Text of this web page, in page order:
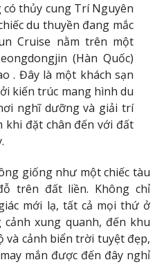
thủy cung Trí Nguyên
du thuyền đang mắc
Cruise nằm trên một
(Hàn Quốc)
. Đây là một khách sạn
kiến trúc mang hình du
nghĩ dưỡng và giải trí
khi đặt chân đến với đất
giống như một chiếc tàu
trên đất liền. Không chỉ
mới lạ, tất cả mọi thứ ở
xung quanh, đến khu
và cảnh biển trời tuyệt đẹp,
mắn được đến đây nghỉ